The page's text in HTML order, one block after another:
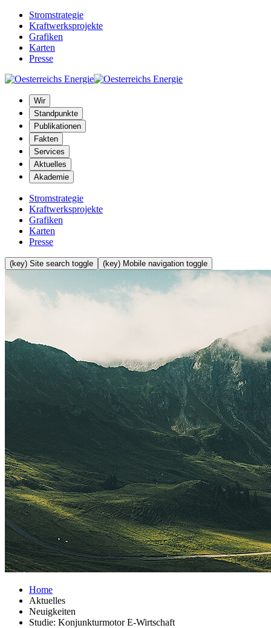
Stromstrategie
Kraftwerksprojekte
Grafiken
Karten
Presse
Wir
Standpunkte
Publikationen
Fakten
Services
Aktuelles
Akademie
Stromstrategie
Kraftwerksprojekte
Grafiken
Karten
Presse
(key) Site search toggle (key) Mobile navigation toggle
Home
Aktuelles
Neuigkeiten
Studie: Konjunkturmotor E-Wirtschaft